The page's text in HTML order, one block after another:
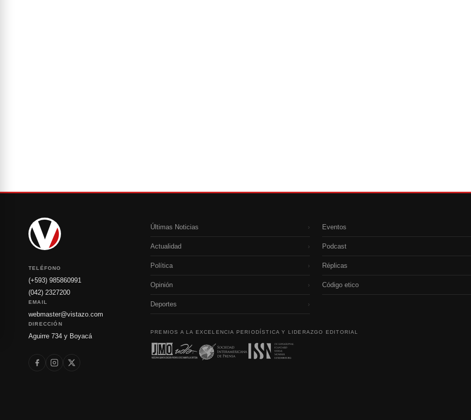
TELÉFONO
(+593) 985860991
(042) 2327200
EMAIL
webmaster@vistazo.com
DIRECCIÓN
Aguirre 734 y Boyacá
Últimas Noticias ›
Actualidad ›
Política ›
Opinión ›
Deportes ›
Eventos
Podcast
Réplicas
Código etico
PREMIOS A LA EXCELENCIA PERIODÍSTICA Y LIDERAZGO EDITORIAL